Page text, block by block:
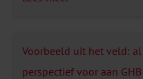
Voorbeeld uit het veld:
perspectief voor aan